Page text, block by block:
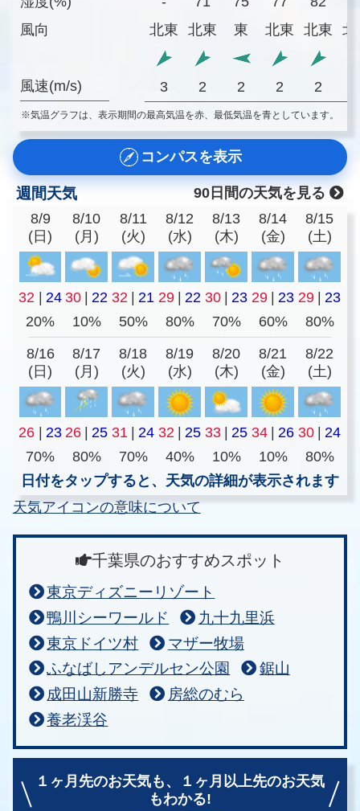
風向
風速(m/s)
北東
北東 東 北東 北東 北
3 2 2 2 2
※気温グラフは、表示期間の最高気温を赤、最低気温を青としています。
コンパスを表示
週間天気
90日間の天気を見る
8/9
(日)
8/10
(月)
8/11
(火)
8/12
(水)
8/13
(木)
8/14
(金)
8/15
(土)
32 | 24 30 | 22 32 | 21 29 | 22 30 | 23 29 | 23 29 | 23
20%
10% 50% 80% 70% 60% 80%
8/16
(日)
8/17
(月)
8/18
(火)
8/19
(水)
8/20
(木)
8/21
(金)
8/22
(土)
26 | 23 26 | 25 31 | 24 32 | 25 33 | 25 34 | 26 30 | 24
70%
80% 70% 40% 10% 10%
80%
日付をタップすると、天気の詳細が表示されます
天気アイコンの意味について
千葉県のおすすめスポット
東京ディズニーリゾート
鴨川シーワールド
九十九里浜
東京ドイツ村
マザー牧場
ふなばしアンデルセン公園
鋸山
成田山新勝寺
房総のむら
養老渓谷
１ヶ月先のお天気も、
１ヶ月以上先のお天気
もわかる!